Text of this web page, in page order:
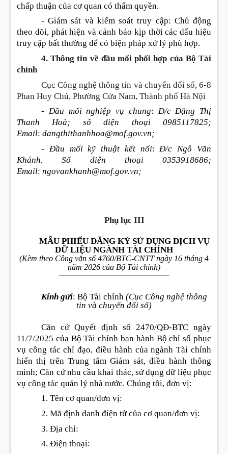
chấp thuận của cơ quan có thẩm quyền.
- Giám sát và kiểm soát truy cập: Chủ động
theo dõi, phát hiện và cảnh báo kịp thời các dấu hiệu
truy cập bất thường để có biện pháp xử lý phù hợp.
4. Thông tin về đầu mối phối hợp của Bộ Tài
chính
Cục Công nghệ thông tin và chuyển đổi số, 6-8
Phan Huy Chú, Phường Cửa Nam, Thành phố Hà Nội
- Đầu mối nghiệp vụ chung: Đ/c Đặng Thị
Thanh Hoà; số điện thoại 0985117825;
Email: dangthithanhhoa@mof.gov.vn;
- Đầu mối kỹ thuật kết nối: Đ/c Ngô Văn
Khánh, Số điện thoại 0353918686;
Email: ngovankhanh@mof.gov.vn;
Phụ lục III
MẪU PHIẾU ĐĂNG KÝ SỬ DỤNG DỊCH VỤ
DỮ LIỆU NGÀNH TÀI CHÍNH
(Kèm theo Công văn số 4760/BTC-CNTT ngày 16 tháng 4
năm 2026 của Bộ Tài chính)
____________________________________
Kính gửi: Bộ Tài chính (Cục Công nghệ thông
tin và chuyển đổi số)
Căn cứ Quyết định số 2470/QĐ-BTC ngày
11/7/2025 của Bộ Tài chính ban hành Bộ chỉ số phục
vụ công tác chỉ đạo, điều hành của ngành Tài chính
hiển thị trên Trung tâm Giám sát, điều hành thông
minh; Căn cứ nhu cầu khai thác, sử dụng dữ liệu phục
vụ công tác quản lý nhà nước. Chúng tôi, đơn vị:
1. Tên cơ quan/đơn vị:
2. Mã định danh điện tửcủa cơ quan/đơn vị:
3. Địa chỉ:
4. Điện thoại: